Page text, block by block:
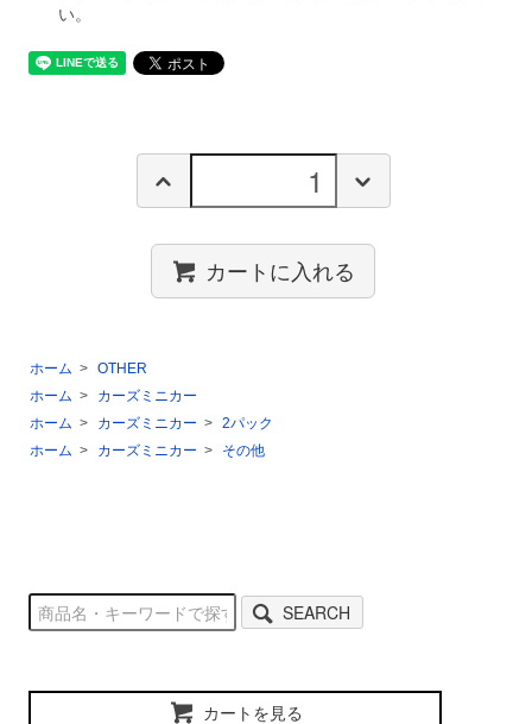
い。
カートに入れる
ホーム > OTHER
ホーム >
カーズミニカー
ホーム > カーズミニカー > 2パック
ホーム > カーズミニカー > その他
SEARCH
カートを見る